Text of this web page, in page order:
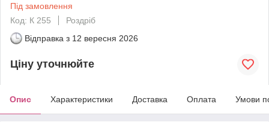
Під замовлення
Код: К 255
Роздріб
Відправка з 12 вересня 2026
Ціну уточнюйте
Опис Характеристики Доставка Оплата Умови